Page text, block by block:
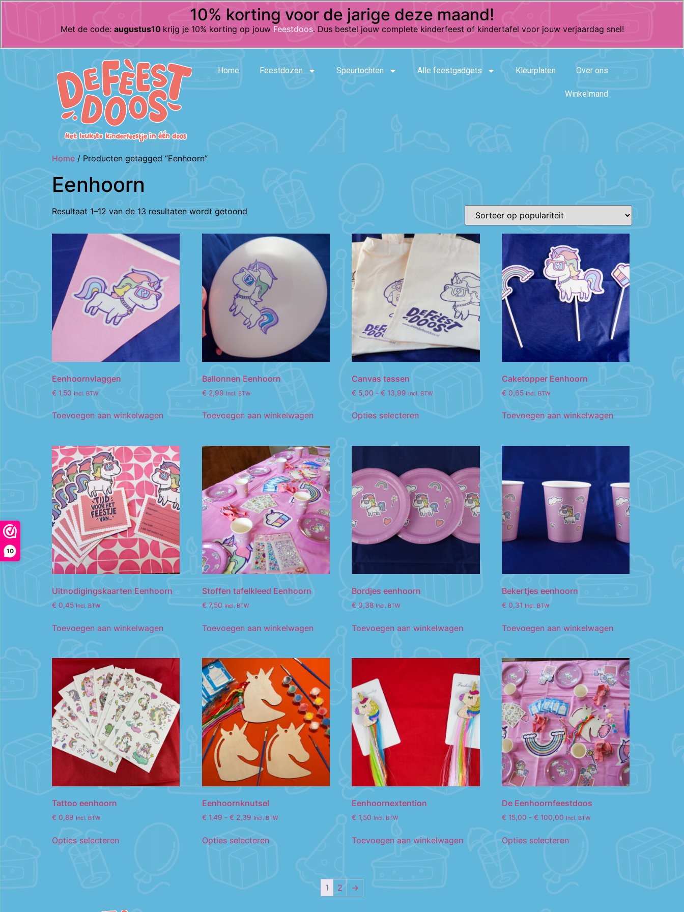
10
10% korting voor de jarige deze maand!
Met de code: augustus10 krijg je 10% korting op jouw Feestdoos. Dus bestel jouw complete kinderfeest of kindertafel voor jouw verjaardag snel!
Home Feestdozen Speurtochten Alle feestgadgets Kleurplaten Over ons
Winkelmand
Home / Producten getagged “Eenhoorn”
Eenhoorn
Resultaat 1–12 van de 13 resultaten wordt getoond
Eenhoornvlaggen
€ 1,50 Incl. BTW
Toevoegen aan winkelwagen
Ballonnen Eenhoorn
€ 2,99 Incl. BTW
Toevoegen aan winkelwagen
Canvas tassen
€ 5,00 - € 13,99 Incl. BTW
Opties selecteren
Caketopper Eenhoorn
€ 0,65 Incl. BTW
Toevoegen aan winkelwagen
Uitnodigingskaarten Eenhoorn
€ 0,45 Incl. BTW
Toevoegen aan winkelwagen
Stoffen tafelkleed Eenhoorn
€ 7,50 Incl. BTW
Toevoegen aan winkelwagen
Bordjes eenhoorn
€ 0,38 Incl. BTW
Toevoegen aan winkelwagen
Bekertjes eenhoorn
€ 0,31 Incl. BTW
Toevoegen aan winkelwagen
Tattoo eenhoorn
€ 0,89 Incl. BTW
Opties selecteren
Eenhoornknutsel
€ 1,49 - € 2,39 Incl. BTW
Opties selecteren
Eenhoornextention
€ 1,50 Incl. BTW
Toevoegen aan winkelwagen
De Eenhoornfeestdoos
€ 15,00 - € 100,00 Incl. BTW
Opties selecteren
1 2 →